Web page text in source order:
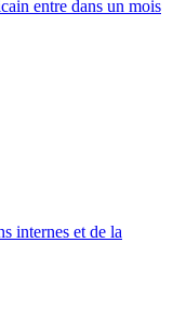
entre dans un mois
internes et de la